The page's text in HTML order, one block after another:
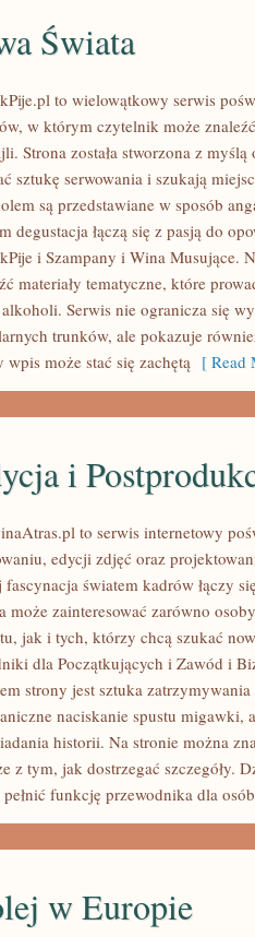
Świata
to wielowątkowy serwis
w którym czytelnik może
Strona została stworzona z
sztukę serwowania i szukają
są przedstawiane w sposób
degustacja łączą się z pasją do
i Szampany i Wina Musujące.
materiały tematyczne, które
Serwis nie ogranicza się
trunków, ale pokazuje
wpis może stać się zachętą [ Read
i
to serwis internetowy
edycji zdjęć oraz
fascynacja światem kadrów łączy
może zainteresować zarówno
jak i tych, którzy chcą szukać
dla Początkujących i Zawód i
strony jest sztuka
naciskanie spustu migawki,
historii. Na stronie można
z tym, jak dostrzegać szczegóły.
pełnić funkcję przewodnika dla
w Europie